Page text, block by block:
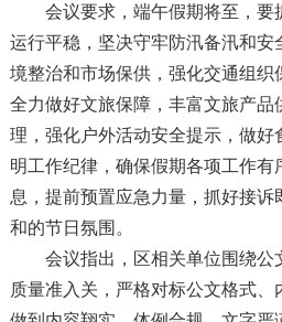
会议要求，端午假期将至，要
运行平稳，坚决守牢防汛备汛和安
境整治和市场保供，强化交通组织
全力做好文旅保障，丰富文旅产品
理，强化户外活动安全提示，做好
明工作纪律，确保假期各项工作
息，提前预置应急力量，抓好接
和的节日氛围。
会议指出，区相关单位围绕公
质量准入关，严格对标公文格式、